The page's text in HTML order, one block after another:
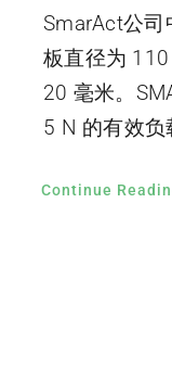
SmarAct公司
板直径为
20 毫米。
5 N 的有效负
Continue